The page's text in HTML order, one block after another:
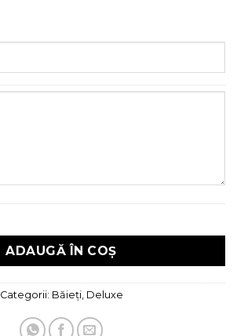
Deluxe
ADAUGĂ ÎN COȘ
Categorii: Băieți, Deluxe